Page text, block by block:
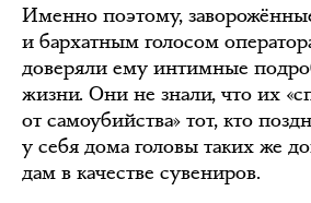
Именно поэтому,
и бархатным голосом
доверяли ему интимные
жизни. Они не знали, что их
от самоубийства» тот, кто
у себя дома головы таких же
дам в качестве сувениров.